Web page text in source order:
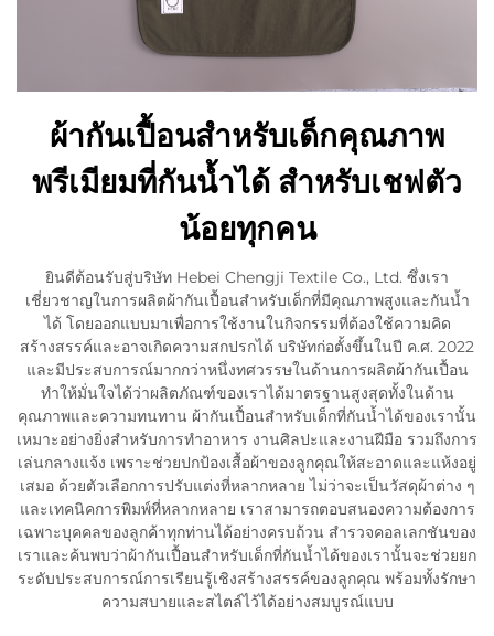
ผ้ากันเปื้อนสำหรับเด็กคุณภาพ
พรีเมียมที่กันน้ำได้ สำหรับเชฟตัว
น้อยทุกคน
ยินดีต้อนรับสู่บริษัท Hebei Chengji Textile Co., Ltd. ซึ่งเรา
เชี่ยวชาญในการผลิตผ้ากันเปื้อนสำหรับเด็กที่มีคุณภาพสูงและกันน้ำ
ได้ โดยออกแบบมาเพื่อการใช้งานในกิจกรรมที่ต้องใช้ความคิด
สร้างสรรค์และอาจเกิดความสกปรกได้ บริษัทก่อตั้งขึ้นในปี ค.ศ. 2022
และมีประสบการณ์มากกว่าหนึ่งทศวรรษในด้านการผลิตผ้ากันเปื้อน
ทำให้มั่นใจได้ว่าผลิตภัณฑ์ของเราได้มาตรฐานสูงสุดทั้งในด้าน
คุณภาพและความทนทาน ผ้ากันเปื้อนสำหรับเด็กที่กันน้ำได้ของเรานั้น
เหมาะอย่างยิ่งสำหรับการทำอาหาร งานศิลปะและงานฝีมือ รวมถึงการ
เล่นกลางแจ้ง เพราะช่วยปกป้องเสื้อผ้าของลูกคุณให้สะอาดและแห้งอยู่
เสมอ ด้วยตัวเลือกการปรับแต่งที่หลากหลาย ไม่ว่าจะเป็นวัสดุผ้าต่าง ๆ
และเทคนิคการพิมพ์ที่หลากหลาย เราสามารถตอบสนองความต้องการ
เฉพาะบุคคลของลูกค้าทุกท่านได้อย่างครบถ้วน สำรวจคอลเลกชันของ
เราและค้นพบว่าผ้ากันเปื้อนสำหรับเด็กที่กันน้ำได้ของเรานั้นจะช่วยยก
ระดับประสบการณ์การเรียนรู้เชิงสร้างสรรค์ของลูกคุณ พร้อมทั้งรักษา
ความสบายและสไตล์ไว้ได้อย่างสมบูรณ์แบบ